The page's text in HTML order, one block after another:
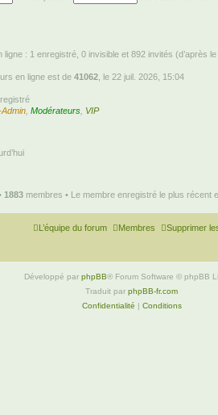
ligne : 1 enregistré, 0 invisible et 892 invités (d’après
en ligne est de 41062 , le 22 juil. 2026, 15:04
Modérateurs VIP
1883 membres • Le membre enregistré le plus récent
Supprimer
Membres
L’équipe du forum
Développé par phpBB® Forum Software © phpBB
Traduit par phpBB-fr.com
Confidentialité | Conditions